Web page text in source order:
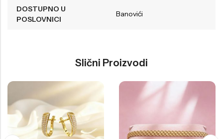
DOSTUPNO U
POSLOVNICI
Banovići
Slični Proizvodi